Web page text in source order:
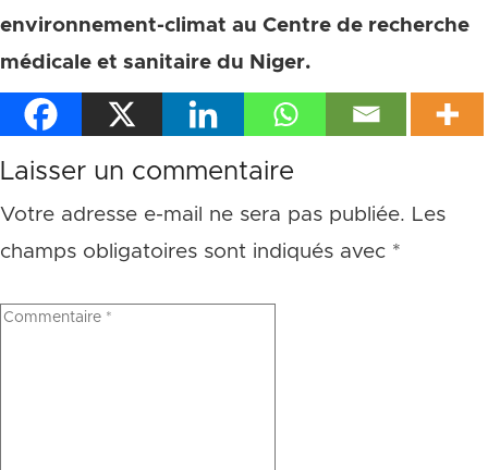
environnement-climat au Centre de recherche
médicale et sanitaire du Niger.
Laisser un commentaire
Votre adresse e-mail ne sera pas publiée. Les
champs obligatoires sont indiqués avec *